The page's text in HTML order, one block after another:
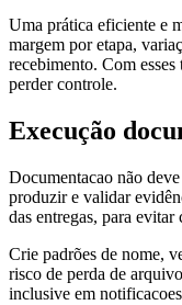
Uma prática eficiente e
margem por etapa,
recebimento. Com esses
perder controle.
Execução
Documentacao não
produzir e validar
das entregas, para
Crie padrões de nome,
risco de perda de
inclusive em